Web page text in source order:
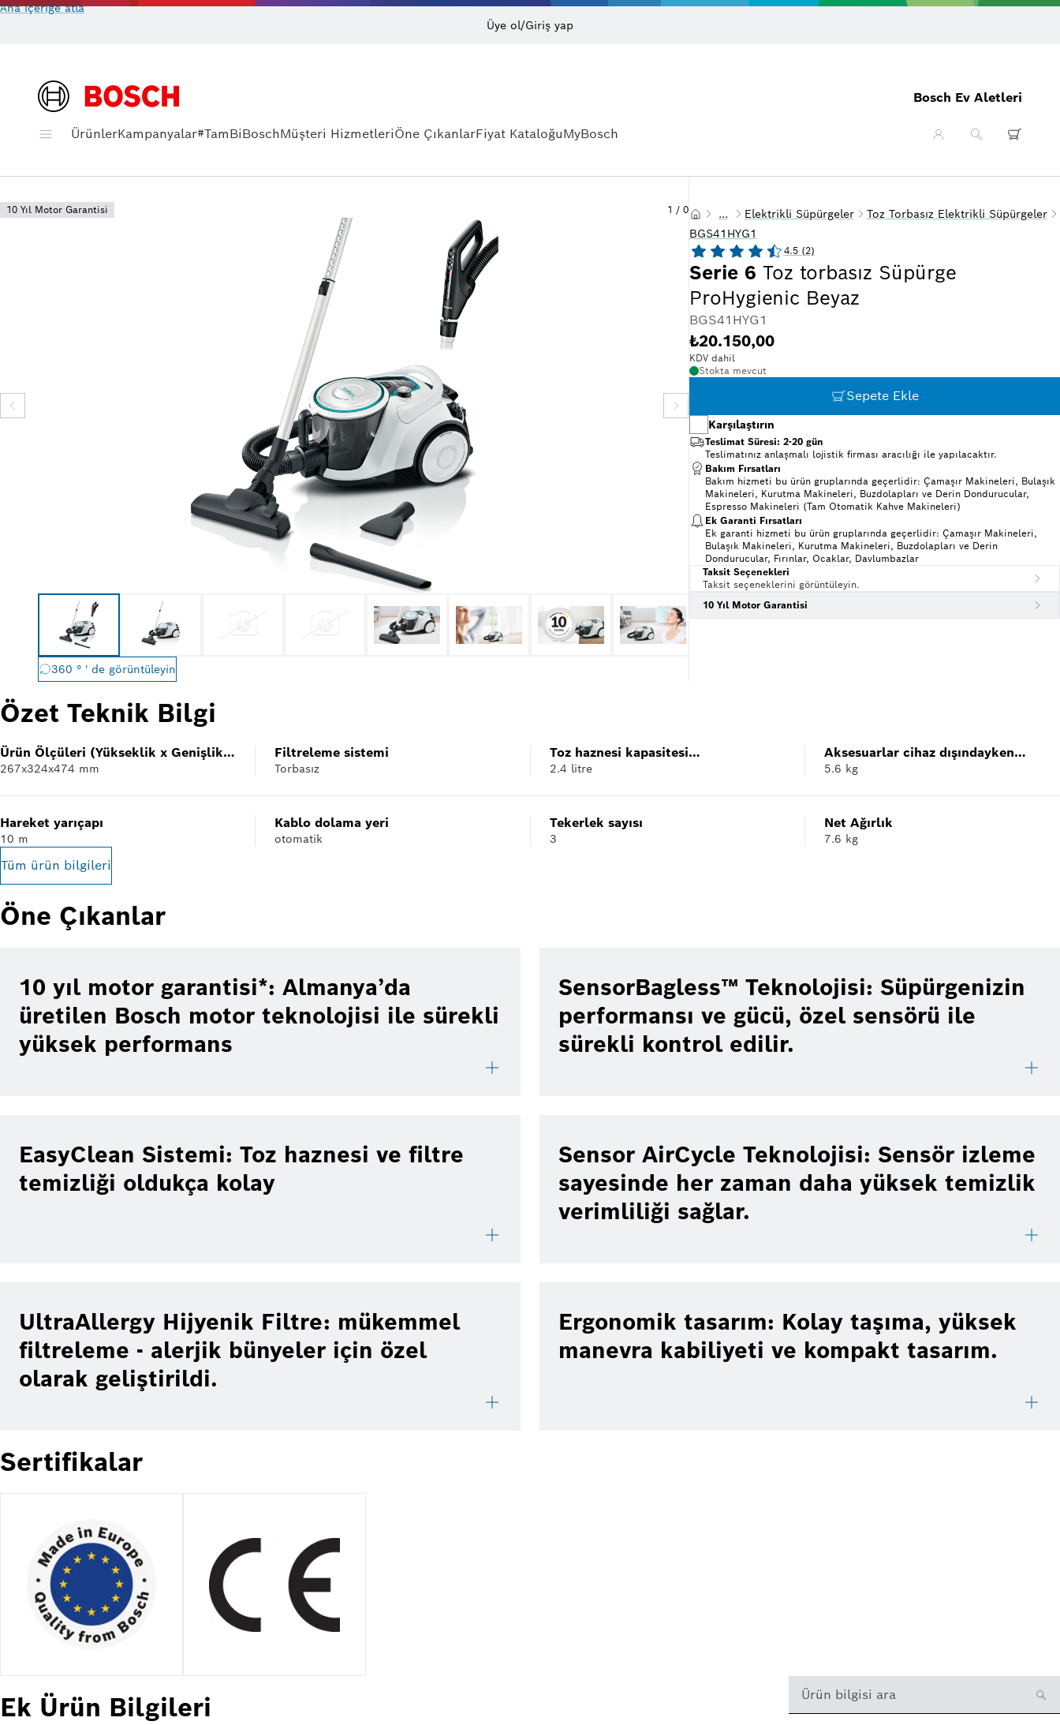
Ana içeriğe atla
Üye ol/Giriş yap
Bosch Ev Aletleri
ÜrünlerKampanyalar#TamBiBoschMüşteri HizmetleriÖne ÇıkanlarFiyat KataloğuMyBosch
10 Yıl Motor Garantisi 1 / 0
360 ° ' de görüntüleyin
... Elektrikli Süpürgeler
Toz Torbasız Elektrikli Süpürgeler
BGS41HYG1
Serie 6 Toz torbasız Süpürge
ProHygienic Beyaz
BGS41HYG1
4.5 (2)
₺20.150,00
KDV dahil
Stokta mevcut
Sepete Ekle
Karşılaştırın
Teslimat Süresi: 2-20 gün
Teslimatınız anlaşmalı lojistik firması aracılığı ile yapılacaktır.
Bakım Fırsatları
Bakım hizmeti bu ürün gruplarında geçerlidir: Çamaşır Makineleri, Bulaşık
Makineleri, Kurutma Makineleri, Buzdolapları ve Derin Dondurucular,
Espresso Makineleri (Tam Otomatik Kahve Makineleri)
Ek Garanti Fırsatları
Ek garanti hizmeti bu ürün gruplarında geçerlidir: Çamaşır Makineleri,
Bulaşık Makineleri, Kurutma Makineleri, Buzdolapları ve Derin
Dondurucular, Fırınlar, Ocaklar, Davlumbazlar
Taksit Seçenekleri
Taksit seçeneklerini görüntüleyin.
10 Yıl Motor Garantisi
Özet Teknik Bilgi
Ürün Ölçüleri (Yükseklik x Genişlik x
Derinlik)
267x324x474 mm
Filtreleme sistemi
Torbasız
Toz haznesi kapasitesi
torbalı/torbasız
2.4 litre
Aksesuarlar cihaz dışındayken
süpürgenin ağırlığı
5.6 kg
Hareket yarıçapı
10 m
Kablo dolama yeri
otomatik
Tekerlek sayısı
3
Net Ağırlık
7.6 kg
Tüm ürün bilgileri
Öne Çıkanlar
10 yıl motor garantisi*: Almanya’da
üretilen Bosch motor teknolojisi ile sürekli
yüksek performans
SensorBagless™ Teknolojisi: Süpürgenizin
performansı ve gücü, özel sensörü ile
sürekli kontrol edilir.
EasyClean Sistemi: Toz haznesi ve filtre
temizliği oldukça kolay
Sensor AirCycle Teknolojisi: Sensör izleme
sayesinde her zaman daha yüksek temizlik
verimliliği sağlar.
UltraAllergy Hijyenik Filtre: mükemmel
filtreleme - alerjik bünyeler için özel
olarak geliştirildi.
Ergonomik tasarım: Kolay taşıma, yüksek
manevra kabiliyeti ve kompakt tasarım.
Sertifikalar
Ek Ürün Bilgileri Ürün bilgisi ara